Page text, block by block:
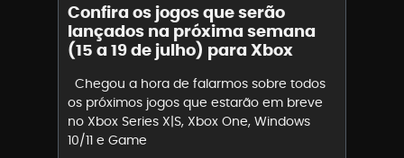
Confira os jogos que serão
lançados na próxima semana
(15 a 19 de julho) para Xbox
Chegou a hora de falarmos sobre todos
os próximos jogos que estarão em breve
no Xbox Series X|S, Xbox One, Windows
10/11 e Game